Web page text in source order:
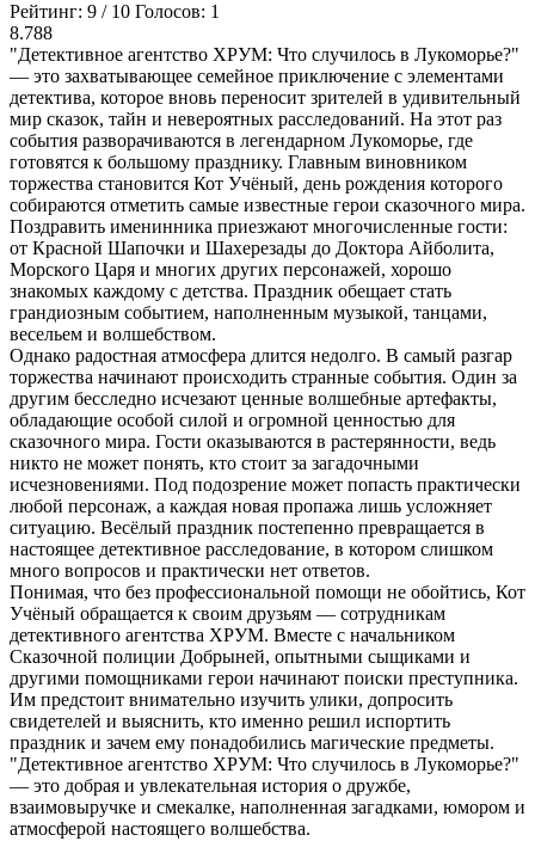
Рейтинг: 9 / 10 Голосов: 1
8.788
"Детективное агентство ХРУМ: Что случилось в Лукоморье?"
— это захватывающее семейное приключение с элементами
детектива, которое вновь переносит зрителей в удивительный
мир сказок, тайн и невероятных расследований. На этот раз
события разворачиваются в легендарном Лукоморье, где
готовятся к большому празднику. Главным виновником
торжества становится Кот Учёный, день рождения которого
собираются отметить самые известные герои сказочного мира.
Поздравить именинника приезжают многочисленные гости:
от Красной Шапочки и Шахерезады до Доктора Айболита,
Морского Царя и многих других персонажей, хорошо
знакомых каждому с детства. Праздник обещает стать
грандиозным событием, наполненным музыкой, танцами,
весельем и волшебством.
Однако радостная атмосфера длится недолго. В самый разгар
торжества начинают происходить странные события. Один за
другим бесследно исчезают ценные волшебные артефакты,
обладающие особой силой и огромной ценностью для
сказочного мира. Гости оказываются в растерянности, ведь
никто не может понять, кто стоит за загадочными
исчезновениями. Под подозрение может попасть практически
любой персонаж, а каждая новая пропажа лишь усложняет
ситуацию. Весёлый праздник постепенно превращается в
настоящее детективное расследование, в котором слишком
много вопросов и практически нет ответов.
Понимая, что без профессиональной помощи не обойтись, Кот
Учёный обращается к своим друзьям — сотрудникам
детективного агентства ХРУМ. Вместе с начальником
Сказочной полиции Добрыней, опытными сыщиками и
другими помощниками герои начинают поиски преступника.
Им предстоит внимательно изучить улики, допросить
свидетелей и выяснить, кто именно решил испортить
праздник и зачем ему понадобились магические предметы.
"Детективное агентство ХРУМ: Что случилось в Лукоморье?"
— это добрая и увлекательная история о дружбе,
взаимовыручке и смекалке, наполненная загадками, юмором и
атмосферой настоящего волшебства.